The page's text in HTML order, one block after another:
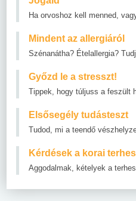
Ha orvoshoz kell menned,
Mindent az allergiáról
Szénanátha? Ételallergia?
Győzd le a stresszt!
Tippek, hogy túljuss a feszült
Elsősegély tudásteszt
Tudod, mi a teendő
Kérdések a korai
Aggodalmak, kételyek a